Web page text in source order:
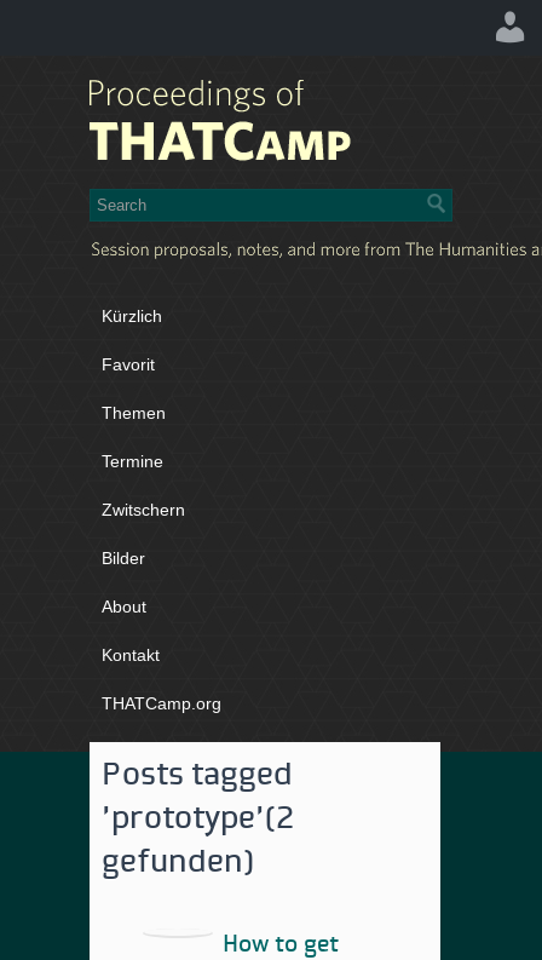
Kürzlich
Favorit
Themen
Termine
Zwitschern
Bilder
About
Kontakt
THATCamp.org
Posts tagged
'prototype'(2
gefunden)
How to get